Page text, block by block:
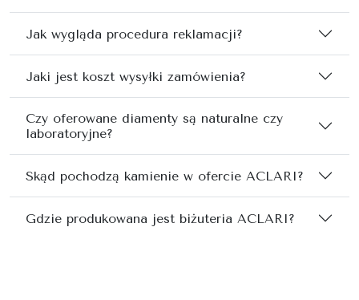
Jak wygląda procedura reklamacji?
Jaki jest koszt wysyłki zamówienia?
Czy oferowane diamenty są naturalne czy
laboratoryjne?
Skąd pochodzą kamienie w ofercie ACLARI?
Gdzie produkowana jest biżuteria ACLARI?